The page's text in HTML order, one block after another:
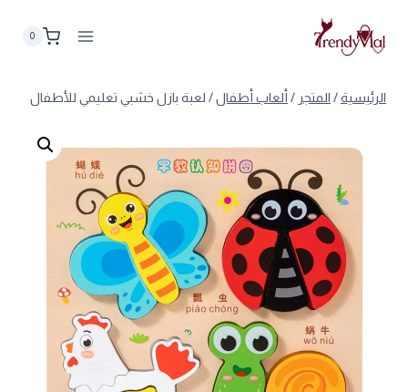
0
الرئيسية/ المتجر / ألعاب أطفال/ لعبة بازل خشبي تعليمي للأطفال